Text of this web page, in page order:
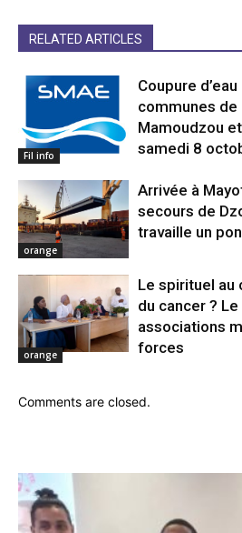
RELATED ARTICLES
Fil info
Coupure
communes de
Mamoudzou
samedi 8
orange
Arrivée à
secours de
travaille un
orange
Le spirituel au
du cancer ?
associations
forces
Comments are closed.